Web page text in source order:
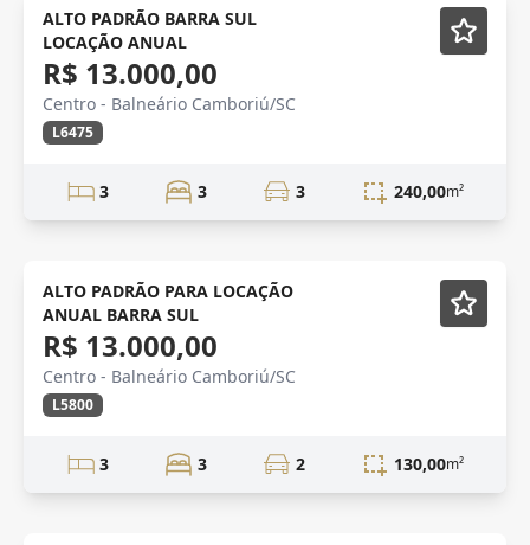
Mobiliado
ALTO PADRÃO BARRA SUL
LOCAÇÃO ANUAL
R$ 13.000,00
Centro - Balneário Camboriú/SC
L6475
3 3 3 240,00m²
ANUAL Mobiliado
ALTO PADRÃO PARA LOCAÇÃO
ANUAL BARRA SUL
R$ 13.000,00
Centro - Balneário Camboriú/SC
L5800
3 3 2 130,00m²